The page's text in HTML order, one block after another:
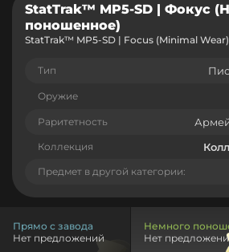
StatTrak™ MP5-SD | Фокус
поношенное)
StatTrak™ MP5-SD | Focus (Minimal Wear)
Тип
Оружие
Раритетность
Коллекция
Предмет в другой категории:
Прямо с завода
Нет предложений
Немного
Нет